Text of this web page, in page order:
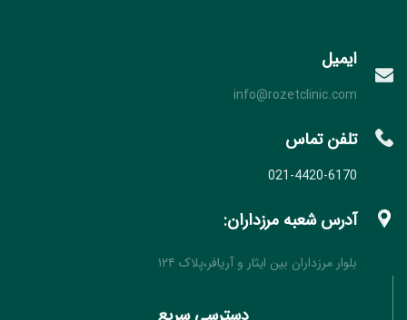
ایمیل
info@rozetclinic.com
تلفن تماس
021-4420-6170
آدرس شعبه مرزداران:
بلوار مرزداران بین ایثار و آریافر،پلاک ۱۲۴